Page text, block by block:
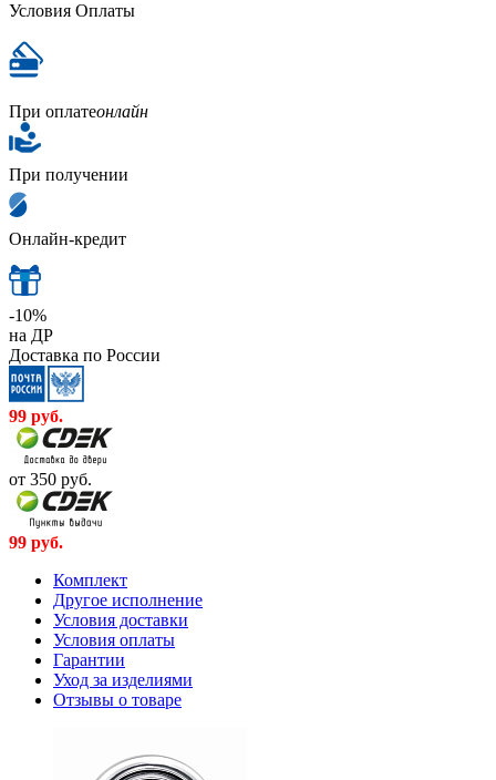
Условия Оплаты
При оплатеонлайн
При получении
Онлайн-кредит
-10%
на ДР
Доставка по России
99 руб.
от 350 руб.
99 руб.
Комплект
Другое исполнение
Условия доставки
Условия оплаты
Гарантии
Уход за изделиями
Отзывы о товаре